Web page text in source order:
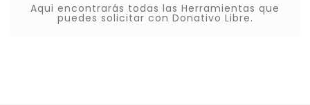
Aqui encontrarás todas las Herramientas que
puedes solicitar con Donativo Libre.